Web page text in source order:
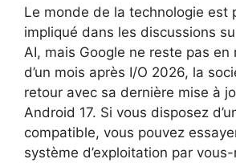
Le monde de la technologie est
impliqué dans les discussions
AI, mais Google ne reste pas en
d’un mois après I/O 2026, la
retour avec sa dernière mise à
Android 17. Si vous disposez
compatible, vous pouvez
système d’exploitation par